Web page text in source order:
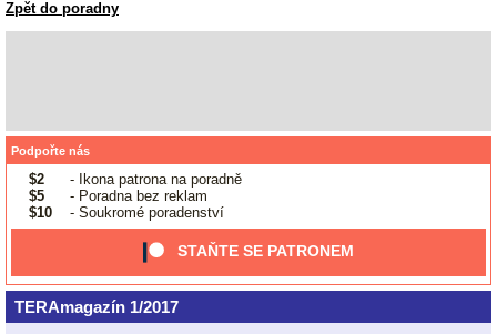
Zpět do poradny
Podpořte nás
$2
- Ikona patrona na poradně
$5
- Poradna bez reklam
$10
- Soukromé poradenství
STAŇTE SE PATRONEM
TERAmagazín 1/2017